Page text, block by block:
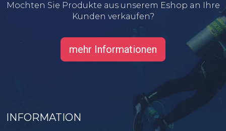
Mochten Sie Produkte aus unserem Eshop an Ihre
Kunden verkaufen?
mehr Informationen
INFORMATION